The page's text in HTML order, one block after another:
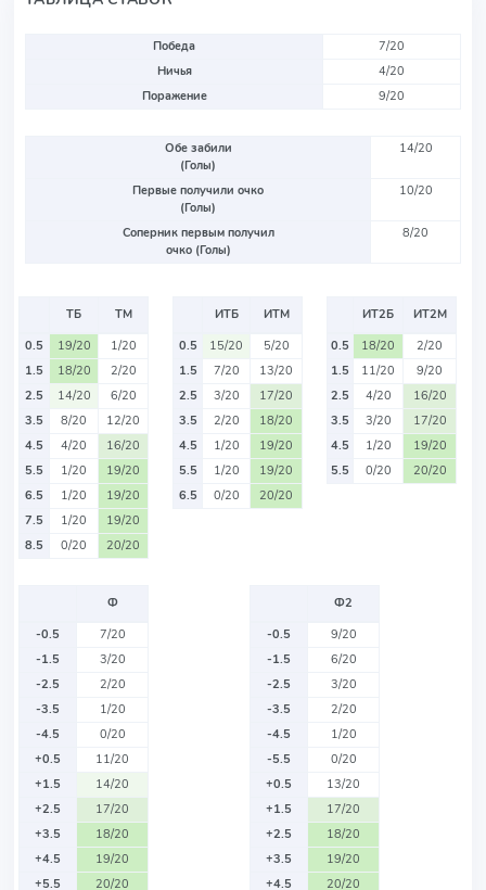
Победа
7/20
Ничья
4/20
Поражение
9/20
Обе забили
(Голы)
14/20
Первые получили очко
(Голы)
10/20
Соперник первым получил
очко (Голы)
8/20
ТБ
ТМ
0.5
19/20
1/20
1.5
18/20
2/20
2.5
14/20
6/20
3.5
8/20
12/20
4.5
4/20
16/20
5.5
1/20
19/20
6.5
1/20
19/20
7.5
1/20
19/20
8.5
0/20 20/20
ИТБ
ИТМ
0.5
15/20
5/20
1.5
7/20
13/20
2.5
3/20
17/20
3.5
2/20
18/20
4.5
1/20
19/20
5.5
1/20
19/20
6.5
0/20 20/20
ИТ2Б
ИТ2М
0.5
18/20
2/20
1.5
11/20
9/20
2.5
4/20
16/20
3.5
3/20
17/20
4.5
1/20
19/20
5.5
0/20 20/20
Ф
-0.5
7/20
-1.5
3/20
-2.5
2/20
-3.5
1/20
-4.5
0/20
+0.5
11/20
+1.5
14/20
+2.5
17/20
+3.5
18/20
+4.5
19/20
+5.5
20/20
Ф2
-0.5
9/20
-1.5
6/20
-2.5
3/20
-3.5
2/20
-4.5
1/20
-5.5
0/20
+0.5
13/20
+1.5
17/20
+2.5
18/20
+3.5
19/20
+4.5
20/20